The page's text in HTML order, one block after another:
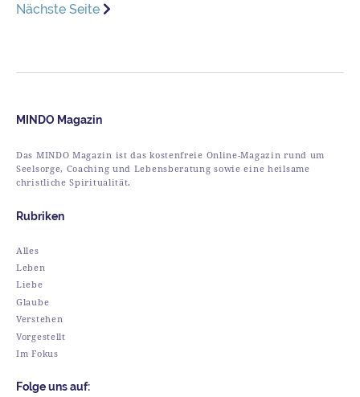
Nächste Seite
MINDO Magazin
Das MINDO Magazin ist das kostenfreie Online-Magazin rund um
Seelsorge, Coaching und Lebensberatung sowie eine heilsame
christliche Spiritualität.
Rubriken
Alles
Leben
Liebe
Glaube
Verstehen
Vorgestellt
Im Fokus
Folge uns auf: